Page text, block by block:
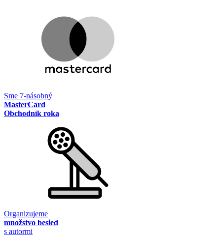
Sme 7-násobný
MasterCard
Obchodník roka
Organizujeme
množstvo besied
s autormi